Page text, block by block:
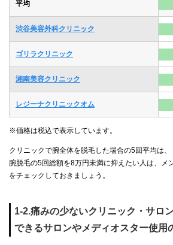
平均
渋谷美容外科クリニック
ゴリラクリニック
湘南美容クリニック
レジーナクリニックオム
※価格は税込で表示しています。
クリニックで腕全体を脱毛した場合の5回平均は、
腕脱毛の5回総額を8万円未満に抑えたい人は、メ
をチェックしておきましょう。
1-2.痛みの少ないクリニック・サロ
できるサロンやメディオスター使用